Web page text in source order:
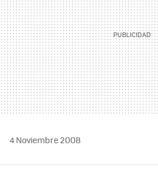
4 Noviembre 2008